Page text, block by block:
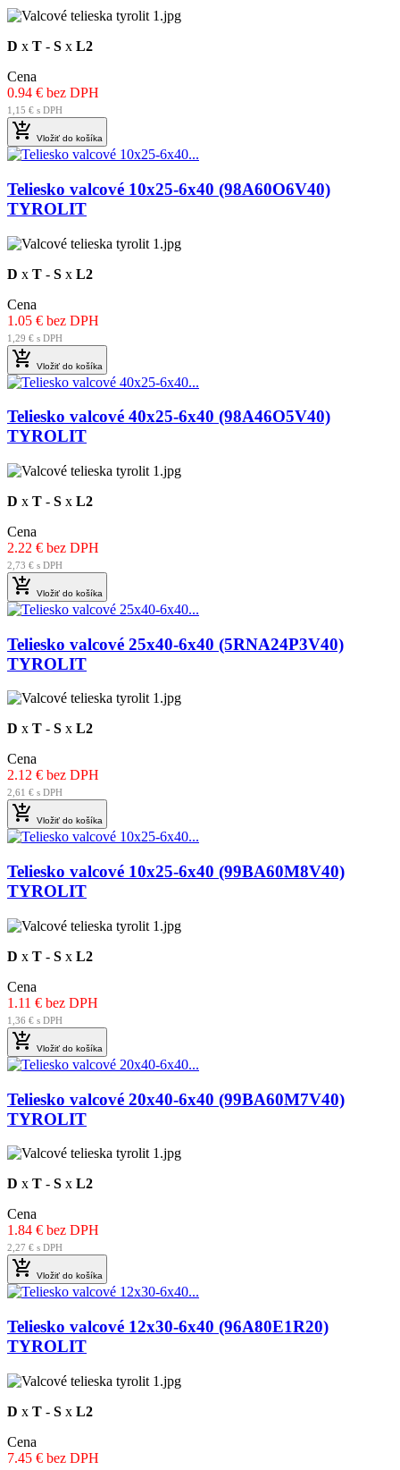
D x T - S x L2
Cena
0.94 € bez DPH
1,15 € s DPH
 Vložiť do košíka
Teliesko valcové 10x25-6x40 (98A60O6V40)
TYROLIT
D x T - S x L2
Cena
1.05 € bez DPH
1,29 € s DPH
 Vložiť do košíka
Teliesko valcové 40x25-6x40 (98A46O5V40)
TYROLIT
D x T - S x L2
Cena
2.22 € bez DPH
2,73 € s DPH
 Vložiť do košíka
Teliesko valcové 25x40-6x40 (5RNA24P3V40)
TYROLIT
D x T - S x L2
Cena
2.12 € bez DPH
2,61 € s DPH
 Vložiť do košíka
Teliesko valcové 10x25-6x40 (99BA60M8V40)
TYROLIT
D x T - S x L2
Cena
1.11 € bez DPH
1,36 € s DPH
 Vložiť do košíka
Teliesko valcové 20x40-6x40 (99BA60M7V40)
TYROLIT
D x T - S x L2
Cena
1.84 € bez DPH
2,27 € s DPH
 Vložiť do košíka
Teliesko valcové 12x30-6x40 (96A80E1R20)
TYROLIT
D x T - S x L2
Cena
7.45 € bez DPH